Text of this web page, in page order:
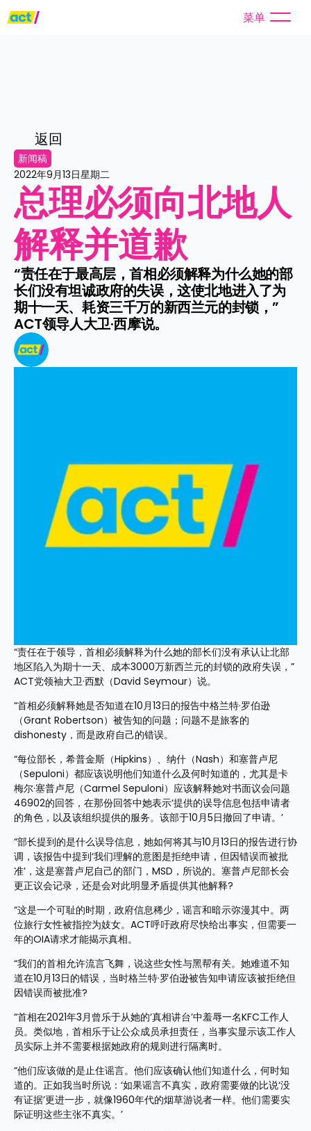
菜单
返回
新闻稿
2022年9月13日星期二
总理必须向北地人
解释并道歉
“责任在于最高层，首相必须解释为什么她的部
长们没有坦诚政府的失误，这使北地进入了为
期十一天、耗资三千万的新西兰元的封锁，”
ACT领导人大卫·西摩说。
“责任在于领导，首相必须解释为什么她的部长们没有承认让北部
地区陷入为期十一天、成本3000万新西兰元的封锁的政府失误，”
ACT党领袖大卫·西默（David Seymour）说。
“首相必须解释她是否知道在10月13日的报告中格兰特·罗伯逊
（Grant Robertson）被告知的问题；问题不是旅客的
dishonesty，而是政府自己的错误。
“每位部长，希普金斯（Hipkins）、纳什（Nash）和塞普卢尼
（Sepuloni）都应该说明他们知道什么及何时知道的，尤其是卡
梅尔·塞普卢尼（Carmel Sepuloni）应该解释她对书面议会问题
46902的回答，在那份回答中她表示‘提供的误导信息包括申请者
的角色，以及该组织提供的服务。该部于10月5日撤回了申请。’
“部长提到的是什么误导信息，她如何将其与10月13日的报告进行协
调，该报告中提到‘我们理解的意图是拒绝申请，但因错误而被批
准’，这是塞普卢尼自己的部门，MSD，所说的。塞普卢尼部长会
更正议会记录，还是会对此明显矛盾提供其他解释?
“这是一个可耻的时期，政府信息稀少，谣言和暗示弥漫其中。两
位旅行女性被指控为妓女。ACT呼吁政府尽快给出事实，但需要一
年的OIA请求才能揭示真相。
“我们的首相允许流言飞舞，说这些女性与黑帮有关。她难道不知
道在10月13日的错误，当时格兰特·罗伯逊被告知申请应该被拒绝但
因错误而被批准?
“首相在2021年3月曾乐于从她的‘真相讲台’中羞辱一名KFC工作人
员。类似地，首相乐于让公众成员承担责任，当事实显示该工作人
员实际上并不需要根据她政府的规则进行隔离时。
“他们应该做的是止住谣言。他们应该确认他们知道什么，何时知
道的。正如我当时所说：‘如果谣言不真实，政府需要做的比说‘没
有证据’更进一步，就像1960年代的烟草游说者一样。他们需要实
际证明这些主张不真实。’